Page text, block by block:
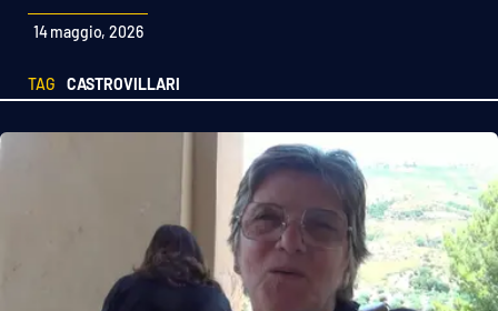
Meteo
Editoriali
Cronaca
14 maggio, 2026
TAG CASTROVILLARI